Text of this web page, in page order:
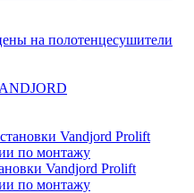
на полотенцесушители
Vandjord Prolift
по монтажу